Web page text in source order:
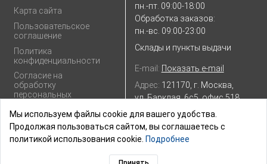
Карта сайта
Пользовательское
соглашение
Политика
конфиденциальности
Согласие на
обработку
персональных
пн.-пт. 09:00-18:00
Обработка заказов:
пн.-вс. 09:00-23:00
Склады и пункты выдачи
E-mail: Показать e-mail
Адрес: 121170, г. Москва,
ул. Барклая, 6с5, офис 518
Посмотреть на
Мы используем файлы cookie для вашего удобства.
Продолжая пользоваться сайтом, вы соглашаетесь с
политикой использования cookie. Подробнее